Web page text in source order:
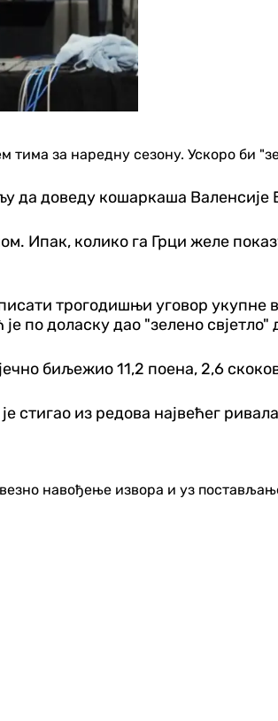
за наредну сезону. Ускоро би
да доведу кошаркаша Валенсије
Ипак, колико га Грци желе
трогодишњи уговор укупне
по доласку дао "зелено свјетло"
биљежио 11,2 поена, 2,6
стигао из редова највећег
навођење извора и уз